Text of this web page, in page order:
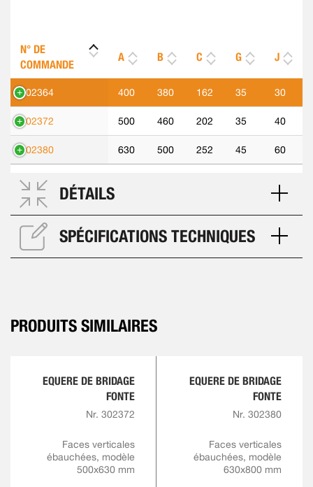
N° DE
COMMANDE
A B C G J
302364 400 380 162 35 30
302372 500 460 202 35 40
302380 630 500 252 45 60
DÉTAILS
SPÉCIFICATIONS TECHNIQUES
PRODUITS SIMILAIRES
EQUERE DE BRIDAGE
FONTE
Nr. 302372
Faces verticales
ébauchées, modèle
500x630 mm
EQUERE DE BRIDAGE
FONTE
Nr. 302380
Faces verticales
ébauchées, modèle
630x800 mm